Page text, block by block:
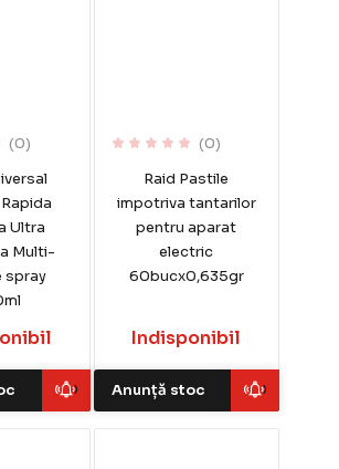
(0)
Ultra
Multi-
spray
(0)
Raid Pastile
impotriva tantarilor
pentru aparat
electric
60bucx0,635gr
Indisponibil
Anunță stoc